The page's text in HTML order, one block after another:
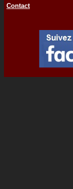
Contact